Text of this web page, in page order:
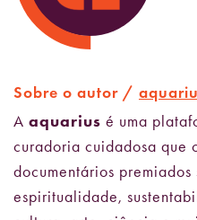
Sobre o autor /
A aquarius é uma
curadoria cuidadosa que
documentários
espiritualidade,